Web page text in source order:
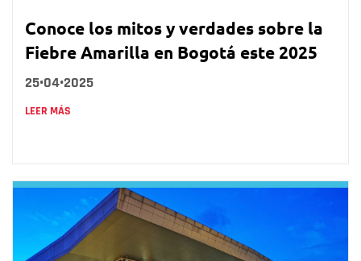
Conoce los mitos y verdades sobre la
Fiebre Amarilla en Bogotá este 2025
25•04•2025
LEER MÁS